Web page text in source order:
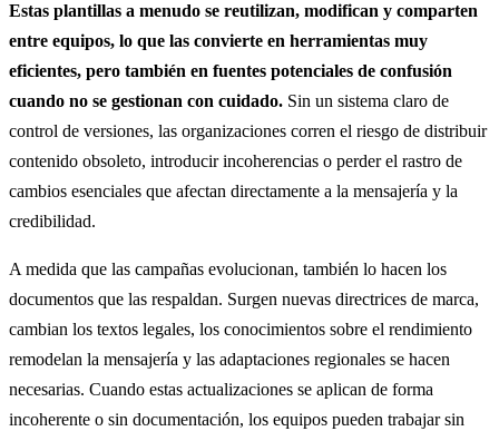
Estas plantillas a menudo se reutilizan, modifican y comparten
entre equipos, lo que las convierte en herramientas muy
eficientes, pero también en fuentes potenciales de confusión
cuando no se gestionan con cuidado. Sin un sistema claro de
control de versiones, las organizaciones corren el riesgo de distribuir
contenido obsoleto, introducir incoherencias o perder el rastro de
cambios esenciales que afectan directamente a la mensajería y la
credibilidad.
A medida que las campañas evolucionan, también lo hacen los
documentos que las respaldan. Surgen nuevas directrices de marca,
cambian los textos legales, los conocimientos sobre el rendimiento
remodelan la mensajería y las adaptaciones regionales se hacen
necesarias. Cuando estas actualizaciones se aplican de forma
incoherente o sin documentación, los equipos pueden trabajar sin